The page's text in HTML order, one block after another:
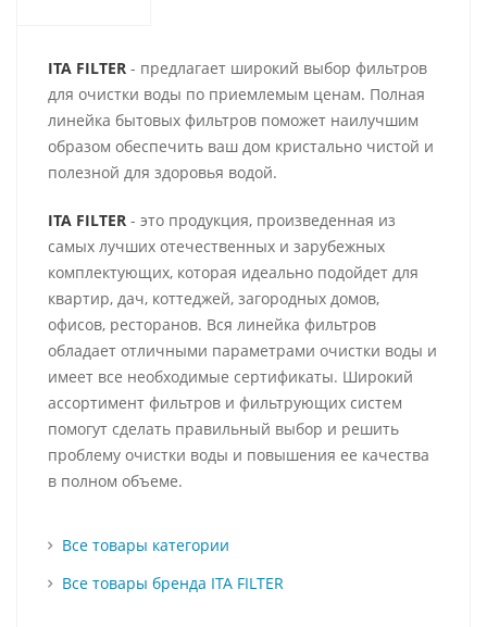
ITA FILTER - предлагает широкий выбор фильтров
для очистки воды по приемлемым ценам. Полная
линейка бытовых фильтров поможет наилучшим
образом обеспечить ваш дом кристально чистой и
полезной для здоровья водой.
ITA FILTER - это продукция, произведенная из
самых лучших отечественных и зарубежных
комплектующих, которая идеально подойдет для
квартир, дач, коттеджей, загородных домов,
офисов, ресторанов. Вся линейка фильтров
обладает отличными параметрами очистки воды и
имеет все необходимые сертификаты. Широкий
ассортимент фильтров и фильтрующих систем
помогут сделать правильный выбор и решить
проблему очистки воды и повышения ее качества
в полном объеме.
Все товары категории
Все товары бренда ITA FILTER